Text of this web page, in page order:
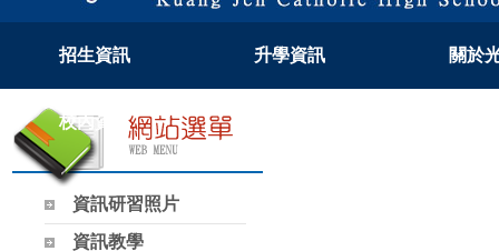
招生資訊 升學資訊 關於
校內資訊
資訊研習照片
資訊教學